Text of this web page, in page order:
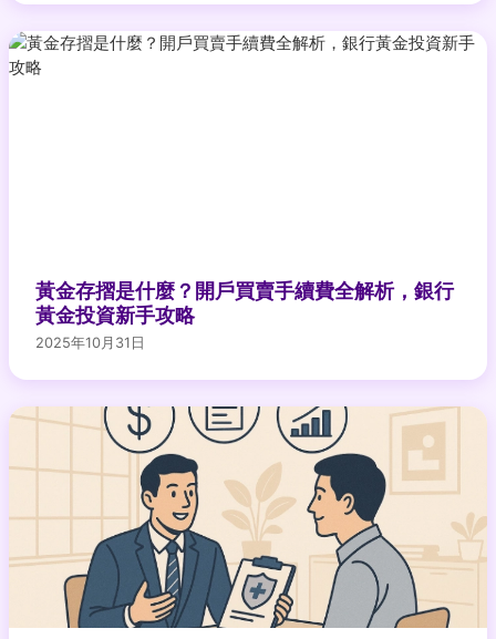
黃金存摺是什麼？開戶買賣手續費全解析，銀行
黃金投資新手攻略
2025年10月31日